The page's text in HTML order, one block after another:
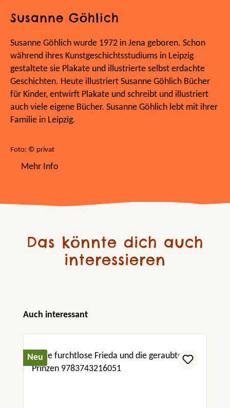
Susanne Göhlich
Susanne Göhlich wurde 1972 in Jena geboren. Schon
während ihres Kunstgeschichtsstudiums in Leipzig
gestaltete sie Plakate und illustrierte selbst erdachte
Geschichten. Heute illustriert Susanne Göhlich Bücher
für Kinder, entwirft Plakate und schreibt und illustriert
auch viele eigene Bücher. Susanne Göhlich lebt mit ihrer
Familie in Leipzig.
Foto: © privat
Mehr Info
Das könnte dich auch
interessieren
Produktgalerie überspringen
Auch interessant
Neu